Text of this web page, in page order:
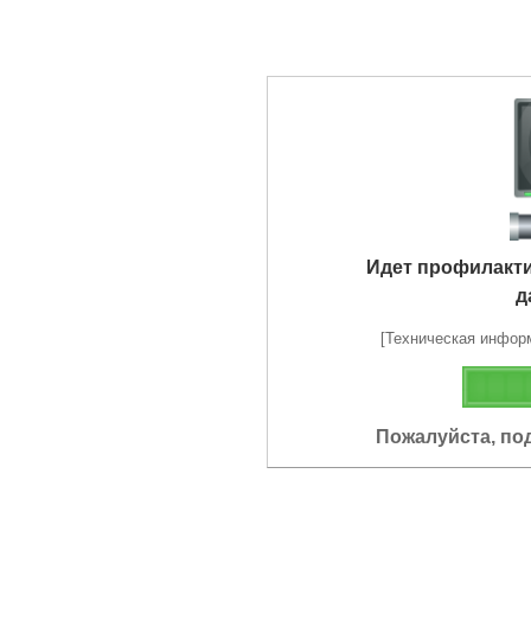
Идет
[Техническая
Пожалуйста,